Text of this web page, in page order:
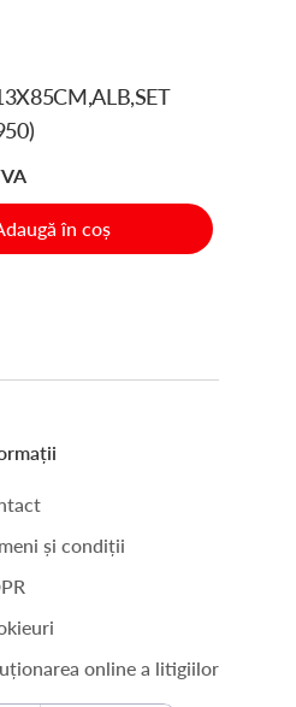
în coș
și condiții
online a litigiilor